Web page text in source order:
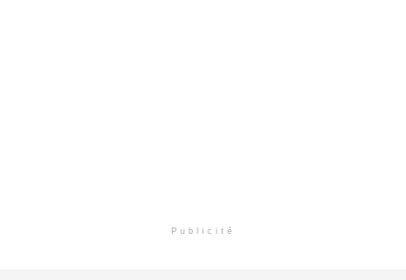
Publicité